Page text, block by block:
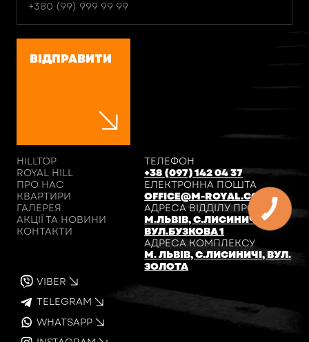
ВІДПРАВИТИ
HILLTOP
ROYAL HILL
ПРО НАС
КВАРТИРИ
ГАЛЕРЕЯ
АКЦІЇ ТА НОВИНИ
КОНТАКТИ
ТЕЛЕФОН
+38 (097) 142 04 37
ЕЛЕКТРОННА ПОШТА
OFFICE@M-ROYAL.COM.UA
АДРЕСА ВІДДІЛУ ПРОДАЖІВ
М.ЛЬВІВ, С.ЛИСИНИЧІ,
ВУЛ.БУЗКОВА 1
АДРЕСА КОМПЛЕКСУ
М. ЛЬВІВ, С.ЛИСИНИЧІ, ВУЛ.
ЗОЛОТА
VIBER
TELEGRAM
WHATSAPP